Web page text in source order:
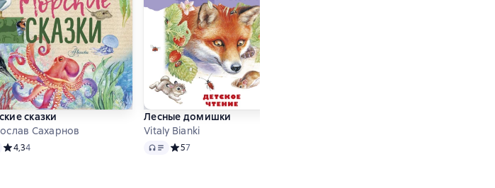
сказки
Сахарнов
Средний рейтинг 4,3 на основе 4 оценок
4,34
Лесные домишки
Vitaly Bianki
Audio Средний рейтинг 5 на основе 7 оценок
57